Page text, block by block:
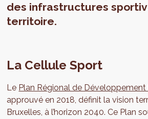
des infrastructures
territoire.
La Cellule Sport
Le Plan Régional de Développement
approuvé en 2018, définit la vision
Bruxelles, à l’horizon 2040. Ce Plan